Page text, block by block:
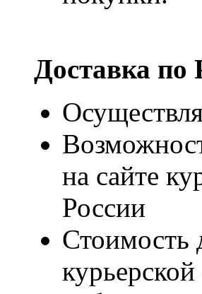
Доставка
на сайте
России
Стоимость